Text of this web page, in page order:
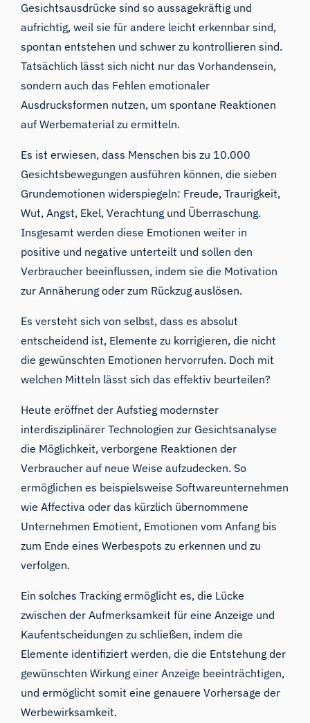
Gesichtsausdrücke sind so aussagekräftig und
aufrichtig, weil sie für andere leicht erkennbar sind,
spontan entstehen und schwer zu kontrollieren sind.
Tatsächlich lässt sich nicht nur das Vorhandensein,
sondern auch das Fehlen emotionaler
Ausdrucksformen nutzen, um spontane Reaktionen
auf Werbematerial zu ermitteln.
Es ist erwiesen, dass Menschen bis zu 10.000
Gesichtsbewegungen ausführen können, diesieben
Grundemotionen widerspiegeln: Freude, Traurigkeit,
Wut, Angst, Ekel, Verachtung und Überraschung.
Insgesamt werden diese Emotionen weiter in
positive und negative unterteilt und sollen den
Verbraucher beeinflussen, indem sie die Motivation
zur Annäherung oder zum Rückzug auslösen.
Es versteht sich von selbst, dass es absolut
entscheidend ist, Elemente zu korrigieren, die nicht
die gewünschten Emotionen hervorrufen. Doch mit
welchen Mitteln lässt sich das effektiv beurteilen?
Heute eröffnet der Aufstieg modernster
interdisziplinärer Technologien zur Gesichtsanalyse
die Möglichkeit, verborgene Reaktionen der
Verbraucher auf neue Weise aufzudecken. So
ermöglichen es beispielsweise Softwareunternehmen
wieAffectiva oder das kürzlich übernommene
Unternehmen Emotient, Emotionen vom Anfang bis
zum Ende eines Werbespots zu erkennen und zu
verfolgen.
Ein solches Tracking ermöglicht es, die Lücke
zwischen der Aufmerksamkeit für eine Anzeige und
Kaufentscheidungen zu schließen, indem die
Elemente identifiziert werden, die die Entstehung der
gewünschten Wirkung einer Anzeige beeinträchtigen,
und ermöglicht somit eine genauere Vorhersage der
Werbewirksamkeit.